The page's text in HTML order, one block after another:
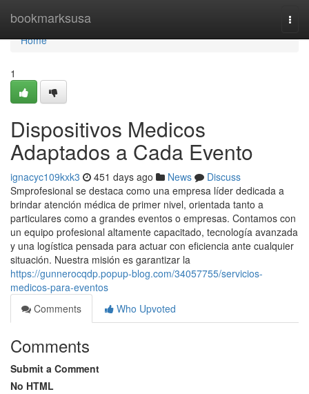
bookmarksusa
Home
Home
1
Dispositivos Medicos
Adaptados a Cada Evento
ignacyc109kxk3 451 days ago News
Discuss
Smprofesional se destaca como una empresa líder dedicada a
brindar atención médica de primer nivel, orientada tanto a
particulares como a grandes eventos o empresas. Contamos con
un equipo profesional altamente capacitado, tecnología avanzada
y una logística pensada para actuar con eficiencia ante cualquier
situación. Nuestra misión es garantizar la
https://gunnerocqdp.popup-blog.com/34057755/servicios-
medicos-para-eventos
Comments
Who Upvoted
Comments
Submit a Comment
No HTML